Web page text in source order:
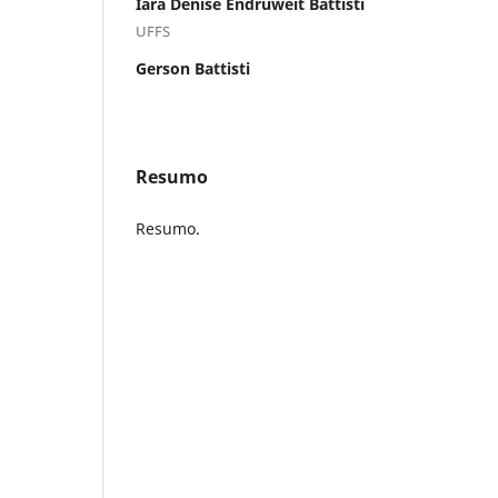
UFFS
Gerson Battisti
Resumo
Resumo.